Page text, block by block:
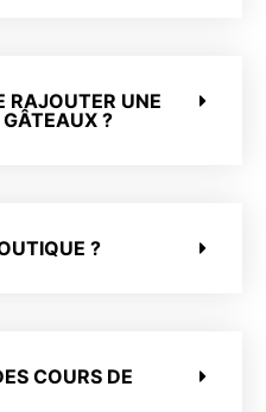
RAJOUTER UNE
GÂTEAUX ?
?
COURS DE